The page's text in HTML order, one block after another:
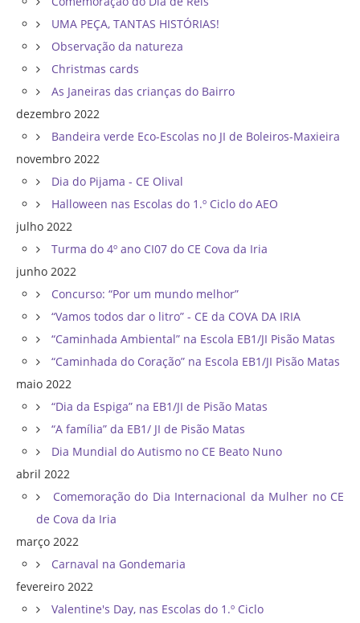
UMA PEÇA, TANTAS HISTÓRIAS!
Observação da natureza
Christmas cards
As Janeiras das crianças do Bairro
dezembro 2022
Bandeira verde Eco-Escolas no JI de Boleiros-Maxieira
novembro 2022
Dia do Pijama - CE Olival
Halloween nas Escolas do 1.º Ciclo do AEO
julho 2022
Turma do 4º ano CI07 do CE Cova da Iria
junho 2022
Concurso: “Por um mundo melhor”
“Vamos todos dar o litro” - CE da COVA DA IRIA
“Caminhada Ambiental” na Escola EB1/JI Pisão Matas
“Caminhada do Coração” na Escola EB1/JI Pisão Matas
maio 2022
“Dia da Espiga” na EB1/JI de Pisão Matas
“A família” da EB1/ JI de Pisão Matas
Dia Mundial do Autismo no CE Beato Nuno
abril 2022
Comemoração do Dia Internacional da Mulher no CE
de Cova da Iria
março 2022
Carnaval na Gondemaria
fevereiro 2022
Valentine's Day, nas Escolas do 1.º Ciclo